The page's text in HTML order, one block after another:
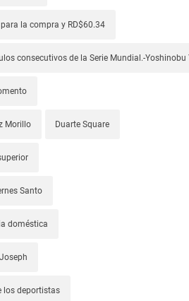
la compra y RD$60.34
consecutivos de la Serie Mundial.-
Morillo Duarte Square
Santo
doméstica
los deportistas